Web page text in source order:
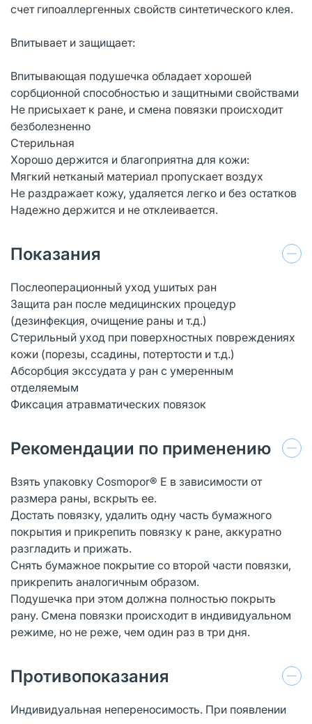
счет гипоаллергенных свойств синтетического клея.
Впитывает и защищает:
Впитывающая подушечка обладает хорошей
сорбционной способностью и защитными свойствами
Не присыхает к ране, и смена повязки происходит
безболезненно
Стерильная
Хорошо держится и благоприятна для кожи:
Мягкий нетканый материал пропускает воздух
Не раздражает кожу, удаляется легко и без остатков
Надежно держится и не отклеивается.
Показания
Послеоперационный уход ушитых ран
Защита ран после медицинских процедур
(дезинфекция, очищение раны и т.д.)
Стерильный уход при поверхностных повреждениях
кожи (порезы, ссадины, потертости и т.д.)
Абсорбция экссудата у ран с умеренным
отделяемым
Фиксация атравматических повязок
Рекомендации по применению
Взять упаковку Cosmopor® E в зависимости от
размера раны, вскрыть ее.
Достать повязку, удалить одну часть бумажного
покрытия и прикрепить повязку к ране, аккуратно
разгладить и прижать.
Снять бумажное покрытие со второй части повязки,
прикрепить аналогичным образом.
Подушечка при этом должна полностью покрыть
рану. Смена повязки происходит в индивидуальном
режиме, но не реже, чем один раз в три дня.
Противопоказания
Индивидуальная непереносимость. При появлении